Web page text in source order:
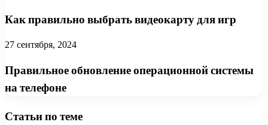
Как правильно выбрать видеокарту для игр
27 сентября, 2024
Правильное обновление операционной системы
на телефоне
Статьи по теме